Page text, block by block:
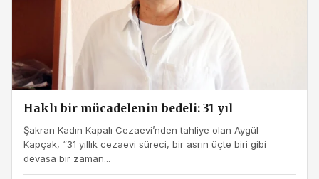
Haklı bir mücadelenin bedeli: 31 yıl
Şakran Kadın Kapalı Cezaevi’nden tahliye olan Aygül
Kapçak, “31 yıllık cezaevi süreci, bir asrın üçte biri gibi
devasa bir zaman...